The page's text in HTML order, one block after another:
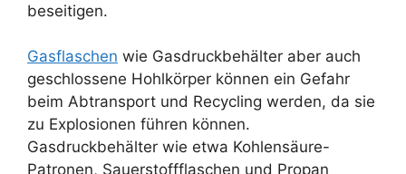
beseitigen.
Gasflaschen wie Gasdruckbehälter aber auch
geschlossene Hohlkörper können ein Gefahr
beim Abtransport und Recycling werden, da sie
zu Explosionen führen können.
Gasdruckbehälter wie etwa Kohlensäure-
Patronen, Sauerstoffflaschen und Propan